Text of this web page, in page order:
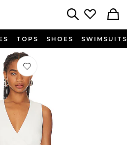
TOPS SHOES SWIMSUITS
Préféré ROBE MESHA